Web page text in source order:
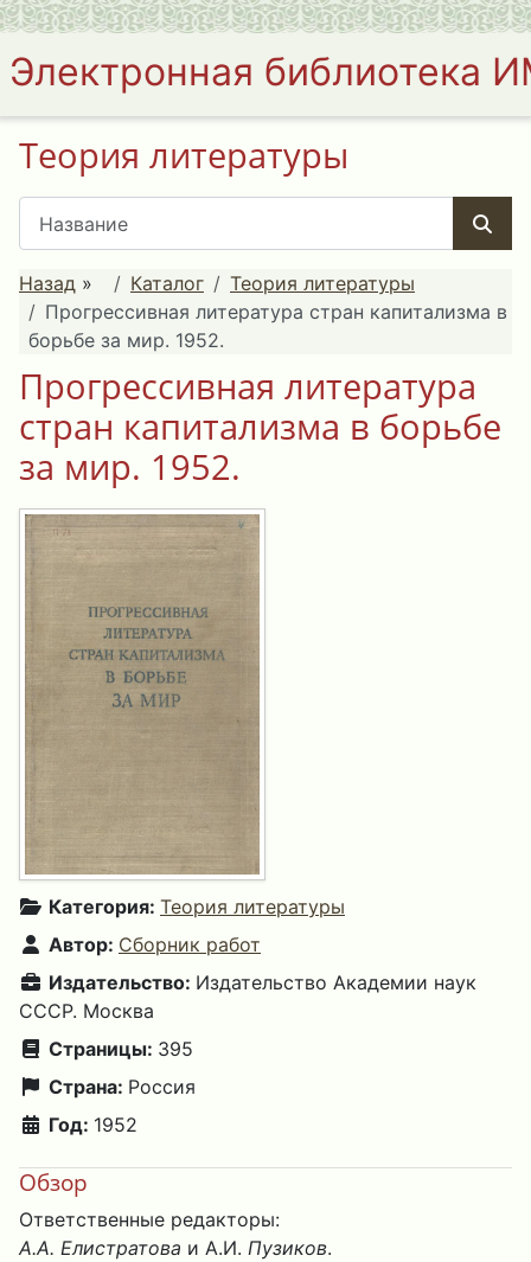
Электронная библиотека
Теория литературы
Назад » Каталог
Теория литературы
Прогрессивная литература стран капитализма в
борьбе за мир. 1952.
Прогрессивная литература
стран капитализма в борьбе
за мир. 1952.
Категория: Теория литературы
Автор: Сборник работ
Издательство: Издательство Академии наук
СССР. Москва
Страницы: 395
Страна: Россия
Год: 1952
Обзор
Ответственные редакторы:
А.А. Елистратова и А.И. Пузиков.